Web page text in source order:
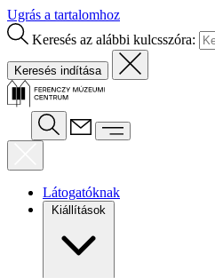
Ugrás a tartalomhoz
Keresés az alábbi kulcsszóra:
Látogatóknak
Kiállítások